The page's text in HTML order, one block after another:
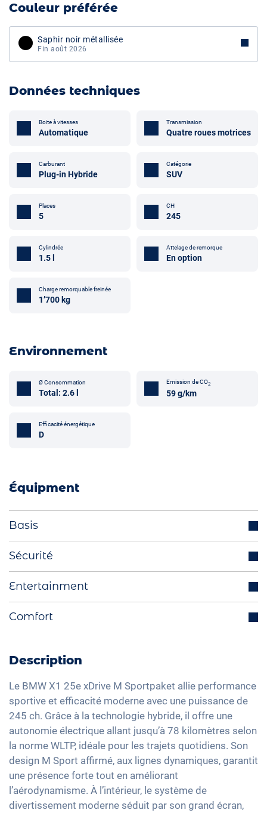
Couleur préférée
Saphir noir métallisée
Fin août 2026
Données techniques
Boite à vitesses
Automatique
Transmission
Quatre roues motrices
Carburant
Plug-in Hybride
Catégorie
SUV
Places
5
CH
245
Cylindrée
1.5 l
Attelage de remorque
En option
Charge remorquable freinée
1’700 kg
Environnement
Ø Consommation
Total: 2.6 l
Emission de CO2
59 g/km
Efficacité énergétique
D
Équipment
Basis
Fonction Start-Stop
Rétroviseurs extérieurs escamotables
électriquement
Sélection du mode de conduite
Feux arrière à LED
Détecteur de luminosité et de pluie
Rétroviseurs extérieurs jour/nuit automatique
Rétroviseurs extérieurs à réglage électrique
Rétroviseur intérieur jour/nuit automatique
19" jantes en aluminium
Phares à LED Matrix
Sécurité
Assistant anti franchissement de ligne
Reconnaissance des panneaux de signalisation
Assistant feux de route
Détection de fatigue
Système d'alarme
Contrôle de pression des pneus
Assistant de freinage d'urgence
Détection des piétons
Entertainment
Dispositif mains-libres
Système audio haute définition
Commande vocale
Interface USB
Apple Car Play
Android Auto
Ecran tactile
Recharge téléphone sans fil
Comfort
Aide active au stationnement
Climatisation Bi-Zone
Keyless Entry & Go
Sièges chauffants avant
Sièges sport
Réglage du siège à mémoire
Vitres surteintées
Lumière d'ambiance
Description
Le BMW X1 25e xDrive M Sportpaket allie performance
sportive et efficacité moderne avec une puissance de
245 ch. Grâce à la technologie hybride, il offre une
autonomie électrique allant jusqu’à 78 kilomètres selon
la norme WLTP, idéale pour les trajets quotidiens. Son
design M Sport affirmé, aux lignes dynamiques, garantit
une présence forte tout en améliorant
l’aérodynamisme. À l’intérieur, le système de
divertissement moderne séduit par son grand écran,